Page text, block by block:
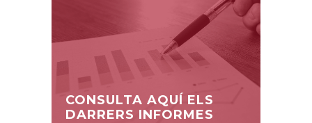
CONSULTA AQUÍ ELS
DARRERS INFORMES